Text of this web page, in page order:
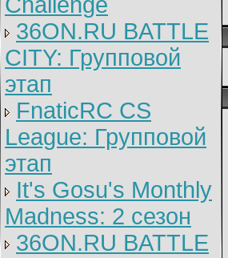
36ON.RU BATTLE
CITY: Групповой
этап
FnaticRC CS
League: Групповой
этап
It's Gosu's Monthly
Madness: 2 сезон
36ON.RU BATTLE